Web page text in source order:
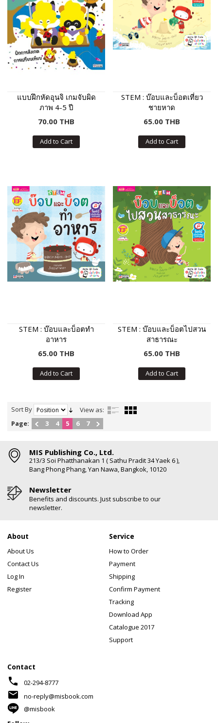
แบบฝึกหัดอุนจิ เกมจับผิด
ภาพ 4-5 ปี
70.00 THB
Add to Cart
STEM : บ๊อบและบ็อตเที่ยว
ชายหาด
65.00 THB
Add to Cart
STEM : บ๊อบและบ็อตทำ
อาหาร
65.00 THB
Add to Cart
STEM : บ๊อบและบ็อตไปสวน
สาธารณะ
65.00 THB
Add to Cart
Sort By
View as:
Page:
3 4 5 6 7
MIS Publishing Co., Ltd.
213/3 Soi Phatthanakan 1 ( Sathu Pradit 34 Yaek 6 ),
Bang Phong Phang, Yan Nawa, Bangkok, 10120
Newsletter
Benefits and discounts. Just subscribe to our
newsletter.
About
About Us
Contact Us
Log In
Register
Service
How to Order
Payment
Shipping
Confirm Payment
Tracking
Download App
Catalogue 2017
Support
Contact
phone 02-294-8777
mail
no-reply@misbook.com
@misbook